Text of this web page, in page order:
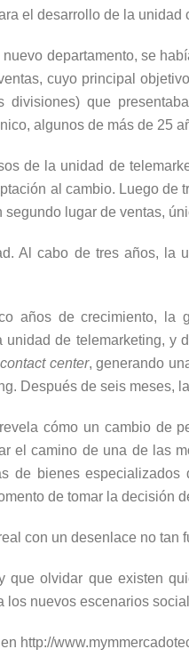
el desarrollo de la
departamento, se
cuyo principal
divisiones) que
algunos de más de 25
de la unidad de
al cambio. Luego de
segundo lugar de ventas,
Al cabo de tres años, la
años de crecimiento, la
unidad de telemarketing, y
contact center, generando
Después de seis meses,
cómo un cambio de
el camino de una de las
de bienes
de tomar la decisión
con un desenlace no tan
que olvidar que existen
los nuevos escenarios
http://